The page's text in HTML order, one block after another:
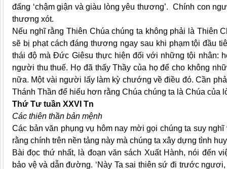
đấng ‘chậm giận và giàu lòng yêu thương’. Chính con
thương xót.
Nếu nghĩ rằng Thiên Chúa chúng ta không phải là Thiên
sẽ bị phạt cách đáng thương ngay sau khi phạm tội đầu
thái độ mà Đức Giêsu thực hiện đối với những tội nhân:
người thu thuế. Họ đã thấy Thầy của họ để cho không
nữa. Một vài người lấy làm kỳ chướng về điều đó. Cần
Thánh Thần để hiểu hơn rằng Chúa chúng ta là Chúa của
Thứ Tư tuần XXVI Tn
Các thiên thần bản mệnh
Các bản văn phụng vụ hôm nay mời gọi chúng ta suy
rằng chính trên nền tảng này mà chúng ta xây dựng tình
Bài đọc thứ nhất, là đoạn văn sách Xuất Hành, nói đến
bảo vệ và dẫn đường. ‘Này Ta sai thiên sứ đi trước